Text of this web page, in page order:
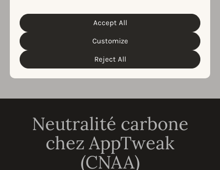
personal data and the different cookies we use, please
Cookie Policy&Privacy Policy
customize your cookie settings and preferences by
clicking the “Customize” button.
Reject All
Customize
Accept All
Neutralité carbone
chez AppTweak
(CNAA)